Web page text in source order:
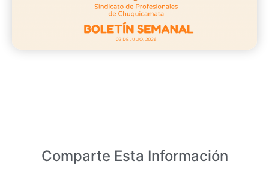
Comparte Esta Información